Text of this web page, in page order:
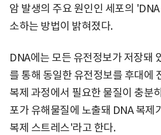
암 발생의 주요 원인인 세포의
소하는 방법이 밝혀졌다.
DNA에는 모든 유전정보가 저장돼
를 통해 동일한 유전정보를 후대에
복제 과정에서 필요한 물질이 충분
포가 유해물질에 노출돼 DNA 복제
복제 스트레스'라고 한다.